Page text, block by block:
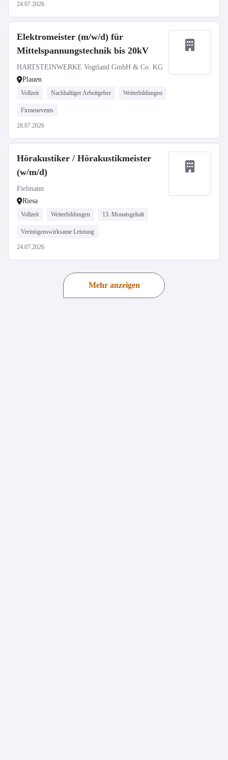
24.07.2026
Elektromeister (m/w/d) für
Mittelspannungstechnik bis 20kV
HARTSTEINWERKE Vogtland GmbH & Co. KG
Plauen
Vollzeit Nachhaltiger Arbeitgeber Weiterbildungen
Firmenevents
28.07.2026
Hörakustiker / Hörakustikmeister
(w/m/d)
Fielmann
Riesa
Vollzeit Weiterbildungen 13. Monatsgehalt
Vermögenswirksame Leistung
24.07.2026
Mehr anzeigen